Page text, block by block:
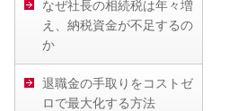
なぜ社長の相続税は年々増
え、納税資金が不足するの
か
退職金の手取りをコストゼ
ロで最大化する方法